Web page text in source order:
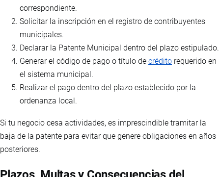
correspondiente.
Solicitar la inscripción en el registro de contribuyentes
municipales.
Declarar la Patente Municipal dentro del plazo estipulado.
Generar el código de pago o título de crédito requerido en
el sistema municipal.
Realizar el pago dentro del plazo establecido por la
ordenanza local.
Si tu negocio cesa actividades, es imprescindible tramitar la
baja de la patente para evitar que genere obligaciones en años
posteriores.